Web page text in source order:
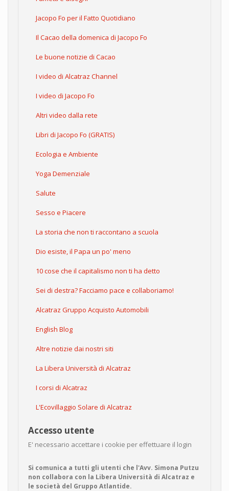
Jacopo Fo per il Fatto Quotidiano
Il Cacao della domenica di Jacopo Fo
Le buone notizie di Cacao
I video di Alcatraz Channel
I video di Jacopo Fo
Altri video dalla rete
Libri di Jacopo Fo (GRATIS)
Ecologia e Ambiente
Yoga Demenziale
Salute
Sesso e Piacere
La storia che non ti raccontano a scuola
Dio esiste, il Papa un po' meno
10 cose che il capitalismo non ti ha detto
Sei di destra? Facciamo pace e collaboriamo!
Alcatraz Gruppo Acquisto Automobili
English Blog
Altre notizie dai nostri siti
La Libera Università di Alcatraz
I corsi di Alcatraz
L'Ecovillaggio Solare di Alcatraz
Accesso utente
E' necessario accettare i cookie per effettuare il login
Si comunica a tutti gli utenti che l'Avv. Simona Putzu
non collabora con la Libera Università di Alcatraz e
le società del Gruppo Atlantide.